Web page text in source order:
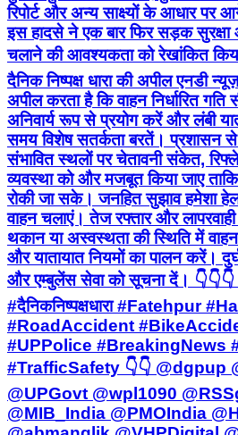
रिपोर्ट और अन्य साक्ष्यों के आधार पर
इस हादसे ने एक बार फिर सड़क सुरक्षा
चलाने की आवश्यकता को रेखांकित
दैनिक निष्पक्ष धारा की अपील एनडी
अपील करता है कि वाहन निर्धारित
अनिवार्य रूप से प्रयोग करें और लंबी
समय विशेष सतर्कता बरतें। प्रशासन से
संभावित स्थलों पर चेतावनी संकेत,
व्यवस्था को और मजबूत किया जाए ताकि
रोकी जा सके। जनहित सुझाव हमेशा
वाहन चलाएं। तेज रफ्तार और
थकान या अस्वस्थता की स्थिति में
और यातायात नियमों का पालन करें।
और एम्बुलेंस सेवा को सूचना दें।
#दैनिकनिष्पक्षधारा #Fatehpur
#RoadAccident
#UPPolice #BreakingNews
#TrafficSafety 👇👇 @dgpup
@UPGovt @wpl1090
@MIB_India @PMOIndia